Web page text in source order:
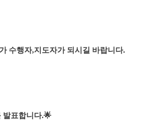
수행자,지도자가 되시길 바랍니다.
발표합니다.🌟